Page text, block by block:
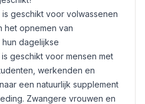
geschikt voor volwassenen
het opnemen van
dagelijkse
geschikt voor mensen met
werkenden en
een natuurlijk supplement
Zwangere vrouwen en